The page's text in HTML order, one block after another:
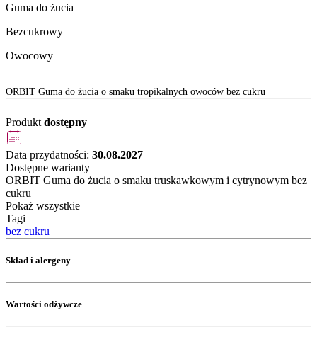
Guma do żucia
Bezcukrowy
Owocowy
ORBIT Guma do żucia o smaku tropikalnych owoców bez cukru
Produkt dostępny
Data przydatności: 30.08.2027
Dostępne warianty
ORBIT Guma do żucia o smaku truskawkowym i cytrynowym bez
cukru
Pokaż wszystkie
Tagi
bez cukru
Skład i alergeny
Wartości odżywcze